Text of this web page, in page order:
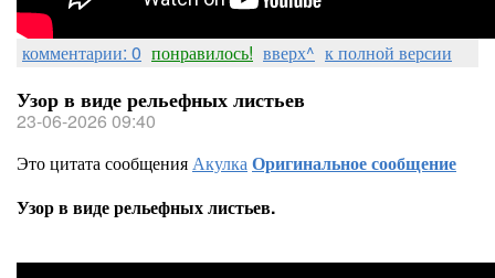
комментарии: 0 понравилось! вверх^ к полной версии
Узор в виде рельефных листьев
23-06-2026 09:40
Это цитата сообщенияАкулкаОригинальное сообщение
Узор в виде рельефных листьев.